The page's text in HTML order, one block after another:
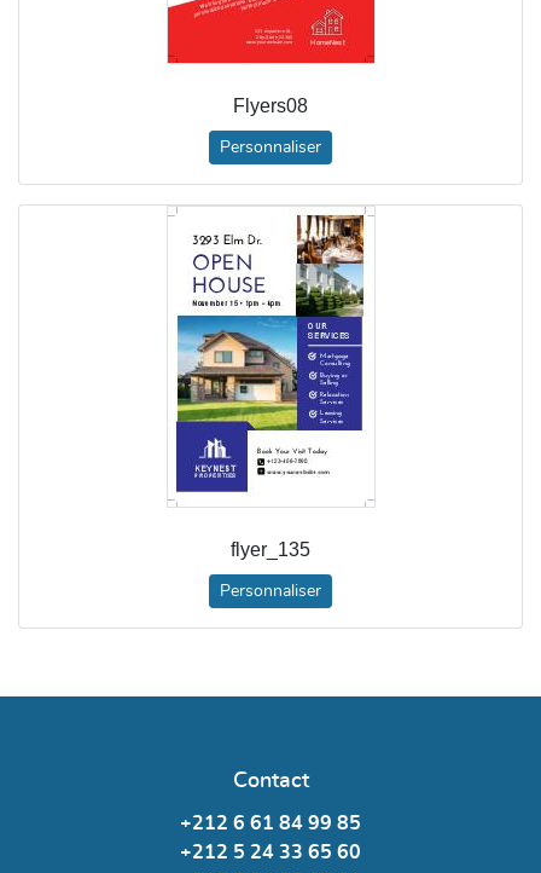
Flyers08
Personnaliser
flyer_135
Personnaliser
Contact
+212 6 61 84 99 85
+212 5 24 33 65 60